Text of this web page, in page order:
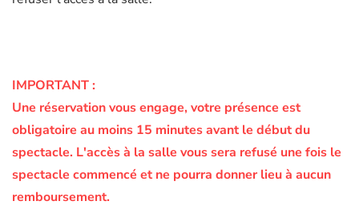
IMPORTANT :
Une réservation vous engage, votre présence est
obligatoire au moins 15 minutes avant le début du
spectacle. L'accès à la salle vous sera refusé une fois le
spectacle commencé et ne pourra donner lieu à aucun
remboursement.